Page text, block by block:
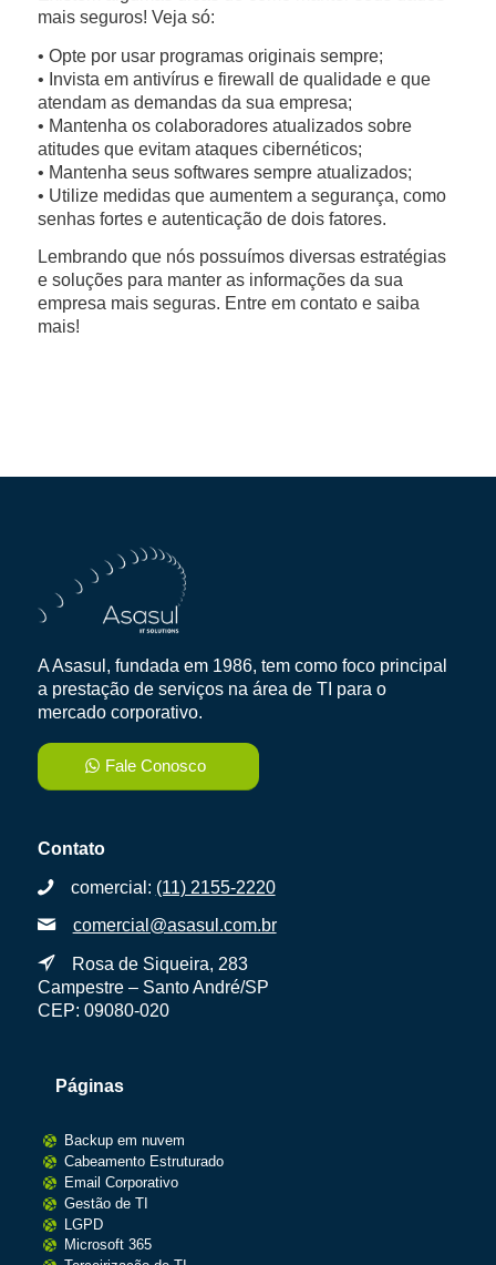
mais seguros! Veja só:
• Opte por usar programas originais sempre;
• Invista em antivírus e firewall de qualidade e que
atendam as demandas da sua empresa;
• Mantenha os colaboradores atualizados sobre
atitudes que evitam ataques cibernéticos;
• Mantenha seus softwares sempre atualizados;
• Utilize medidas que aumentem a segurança, como
senhas fortes e autenticação de dois fatores.
Lembrando que nós possuímos diversas estratégias
e soluções para manter as informações da sua
empresa mais seguras. Entre em contato e saiba
mais!
A Asasul, fundada em 1986, tem como foco principal
a prestação de serviços na área de TI para o
mercado corporativo.
Fale Conosco
Contato
comercial: (11) 2155-2220
comercial@asasul.com.br
Rosa de Siqueira, 283
Campestre – Santo André/SP
CEP: 09080-020
Páginas
Backup em nuvem
Cabeamento Estruturado
Email Corporativo
Gestão de TI
LGPD
Microsoft 365